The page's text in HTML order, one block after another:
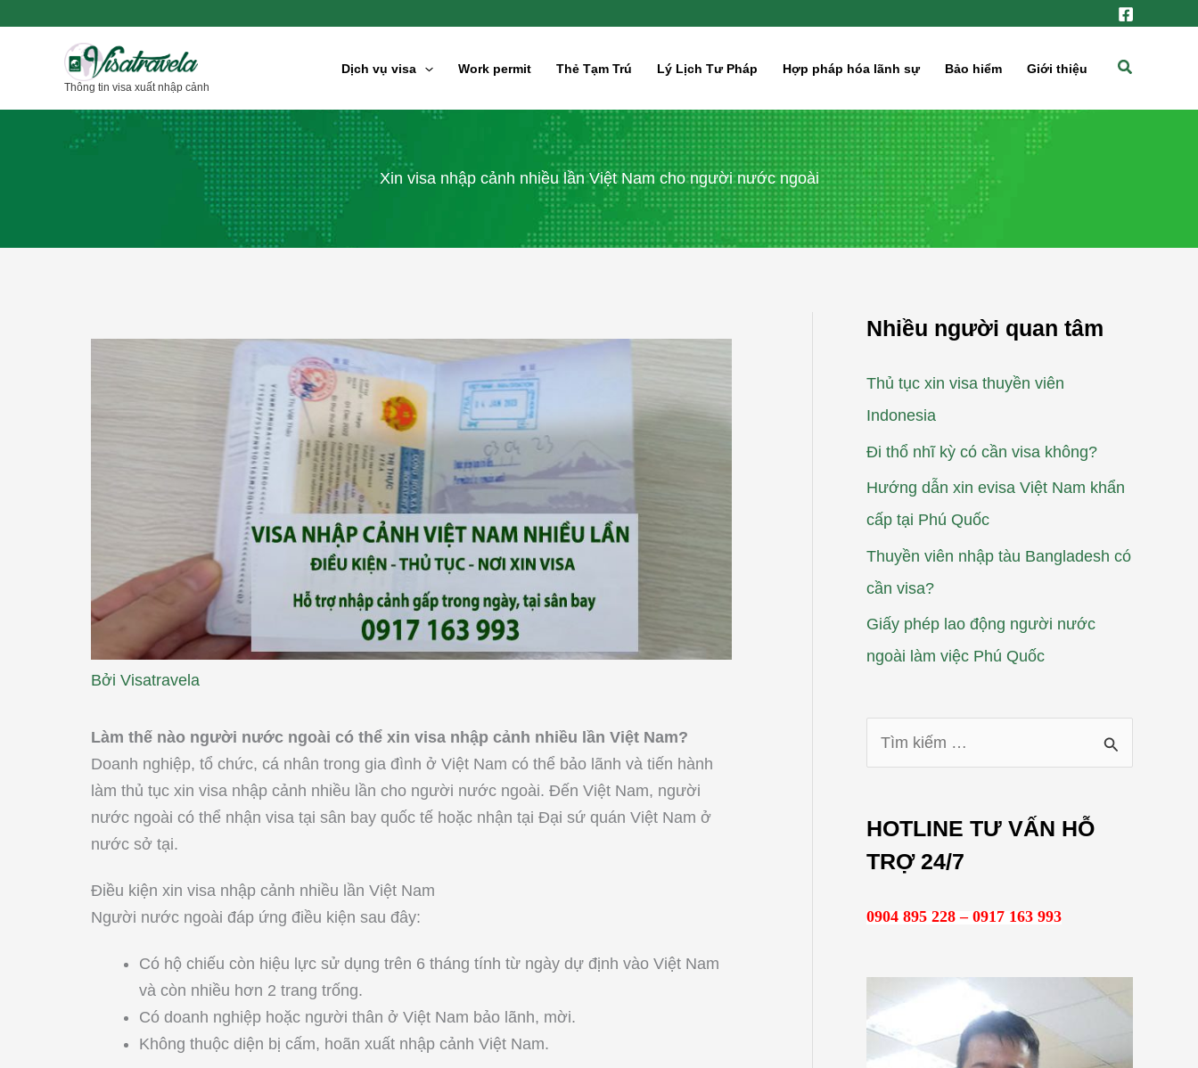
Thông tin visa xuất nhập cảnh
Dịch vụ visa Work permit Thẻ Tạm Trú Lý Lịch Tư Pháp Hợp pháp hóa lãnh sự Bảo hiểm Giới thiệu
Tìm
Xin visa nhập cảnh nhiều lần Việt Nam cho người nước ngoài
Bởi Visatravela
Làm thế nào người nước ngoài có thể xin visa nhập cảnh nhiều lần Việt Nam?
Doanh nghiệp, tổ chức, cá nhân trong gia đình ở Việt Nam có thể bảo lãnh và tiến hành
làm thủ tục xin visa nhập cảnh nhiều lần cho người nước ngoài. Đến Việt Nam, người
nước ngoài có thể nhận visa tại sân bay quốc tế hoặc nhận tại Đại sứ quán Việt Nam ở
nước sở tại.
Điều kiện xin visa nhập cảnh nhiều lần Việt Nam
Người nước ngoài đáp ứng điều kiện sau đây:
Có hộ chiếu còn hiệu lực sử dụng trên 6 tháng tính từ ngày dự định vào Việt Nam
và còn nhiều hơn 2 trang trống.
Có doanh nghiệp hoặc người thân ở Việt Nam bảo lãnh, mời.
Không thuộc diện bị cấm, hoãn xuất nhập cảnh Việt Nam.
Nhiều người quan tâm
Thủ tục xin visa thuyền viên
Indonesia
Đi thổ nhĩ kỳ có cần visa không?
Hướng dẫn xin evisa Việt Nam khẩn
cấp tại Phú Quốc
Thuyền viên nhập tàu Bangladesh có
cần visa?
Giấy phép lao động người nước
ngoài làm việc Phú Quốc
ế
:
HOTLINE TƯ VẤN HỖ
TRỢ 24/7
0904 895 228 – 0917 163 993